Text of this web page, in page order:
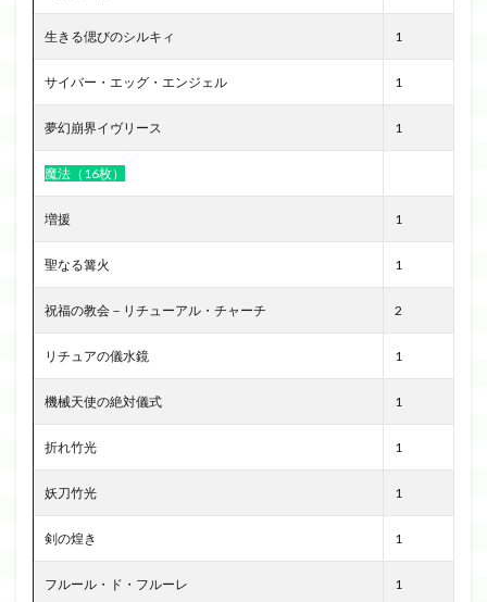
生きる偲びのシルキィ 1
サイバー・エッグ・エンジェル 1
夢幻崩界イヴリース 1
魔法（16枚）
増援 1
聖なる篝火 1
祝福の教会－リチューアル・チャーチ 2
リチュアの儀水鏡 1
機械天使の絶対儀式 1
折れ竹光 1
妖刀竹光 1
剣の煌き 1
フルール・ド・フルーレ 1